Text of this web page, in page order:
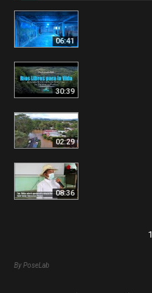
06:41
30:39
02:29
08:36
1
By PoseLab